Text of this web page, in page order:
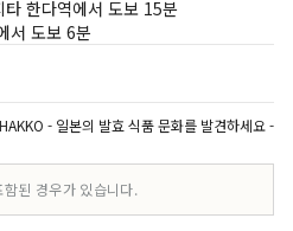
타 한다역에서 도보 15분
서 도보 6분
HAKKO - 일본의 발효 식품 문화를 발견하세요 -
된 경우가 있습니다.